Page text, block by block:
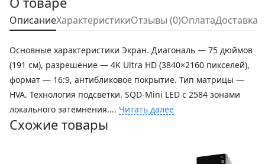
ОписаниеХарактеристикиОтзывы (0)ОплатаДоставка
Основные характеристики Экран. Диагональ — 75 дюймов
(191 см), разрешение — 4K Ultra HD (3840×2160 пикселей),
формат — 16:9, антибликовое покрытие. Тип матрицы —
HVA. Технология подсветки. SQD-Mini LED с 2584 зонами
локального затемнения.... Читать далее
Схожие товары